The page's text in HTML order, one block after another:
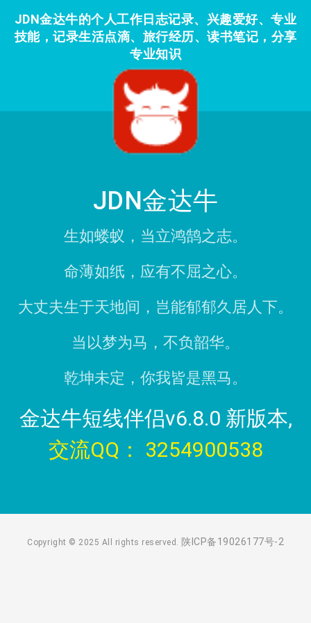
JDN金达牛的个人工作日志记录、兴趣爱好、专业
技能，记录生活点滴、旅行经历、读书笔记，分享
专业知识
JDN金达牛
生如蝼蚁，当立鸿鹄之志。
命薄如纸，应有不屈之心。
大丈夫生于天地间，岂能郁郁久居人下。
当以梦为马，不负韶华。
乾坤未定，你我皆是黑马。
金达牛短线伴侣v6.8.0 新版本,
交流QQ： 3254900538
Copyright © 2025 All rights reserved. 陕ICP备19026177号-2